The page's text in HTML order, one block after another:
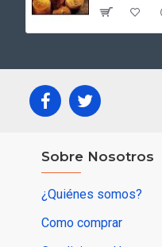
Sobre Nosotros
¿Quiénes somos?
Como comprar